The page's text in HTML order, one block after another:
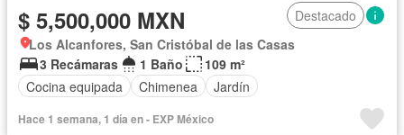
$ 5,500,000 MXN
Destacado
Los Alcanfores, San Cristóbal de las Casas
3 Recámaras
1 Baño
109 m²
Cocina equipada
Chimenea Jardín
Hace 1 semana, 1 día en - EXP México